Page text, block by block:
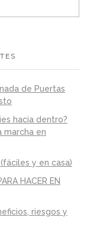
de Puertas
hacia dentro?
marcha en
y en casa)
HACER EN
riesgos y